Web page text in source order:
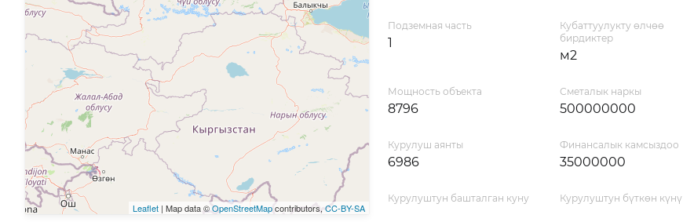
Leaflet| Map data ©OpenStreetMapcontributors, CC-BY-SA
Подземная часть
1
Кубаттуулукту өлчөө
бирдиктер
м2
Мощность объекта
8796
Сметалык наркы
500000000
Курулуш аянты
6986
Финансалык камсыздоо
35000000
Курулуштун башталган куну Курулуштун бүткөн күнү